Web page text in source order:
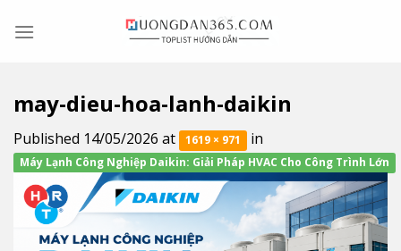
may-dieu-hoa-lanh-daikin
Published 14/05/2026 at 1619 × 971 in
Máy Lạnh Công Nghiệp Daikin: Giải Pháp HVAC Cho Công Trình Lớn